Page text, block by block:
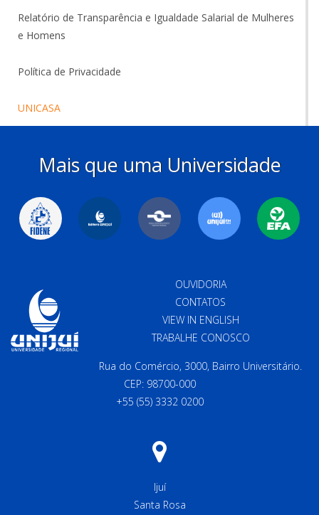
Relatório de Transparência e Igualdade Salarial de Mulheres
e Homens
Política de Privacidade
UNICASA
Mais que uma Universidade
OUVIDORIA
CONTATOS
VIEW IN ENGLISH
TRABALHE CONOSCO
Rua do Comércio, 3000, Bairro Universitário.
CEP: 98700-000
+55 (55) 3332 0200
Ijuí
Santa Rosa